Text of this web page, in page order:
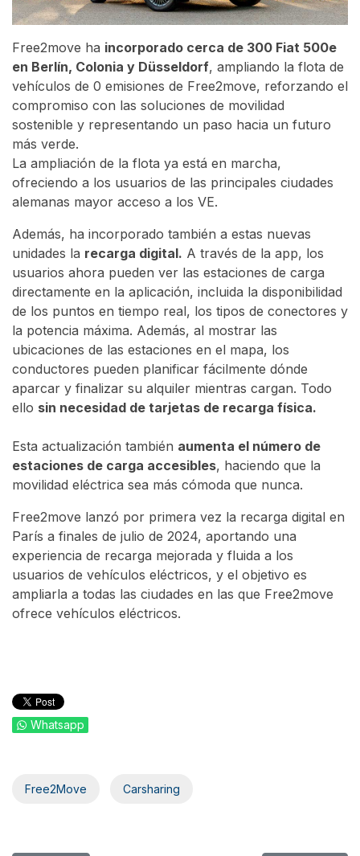
Free2move ha incorporado cerca de 300 Fiat 500e
en Berlín, Colonia y Düsseldorf, ampliando la flota de
vehículos de 0 emisiones de Free2move, reforzando el
compromiso con las soluciones de movilidad
sostenible y representando un paso hacia un futuro
más verde.
La ampliación de la flota ya está en marcha,
ofreciendo a los usuarios de las principales ciudades
alemanas mayor acceso a los VE.
Además, ha incorporado también a estas nuevas
unidades la recarga digital. A través de la app, los
usuarios ahora pueden ver las estaciones de carga
directamente en la aplicación, incluida la disponibilidad
de los puntos en tiempo real, los tipos de conectores y
la potencia máxima. Además, al mostrar las
ubicaciones de las estaciones en el mapa, los
conductores pueden planificar fácilmente dónde
aparcar y finalizar su alquiler mientras cargan. Todo
ello sin necesidad de tarjetas de recarga física.
Esta actualización también aumenta el número de
estaciones de carga accesibles, haciendo que la
movilidad eléctrica sea más cómoda que nunca.
Free2move lanzó por primera vez la recarga digital en
París a finales de julio de 2024, aportando una
experiencia de recarga mejorada y fluida a los
usuarios de vehículos eléctricos, y el objetivo es
ampliarla a todas las ciudades en las que Free2move
ofrece vehículos eléctricos.
Whatsapp
Free2Move Carsharing